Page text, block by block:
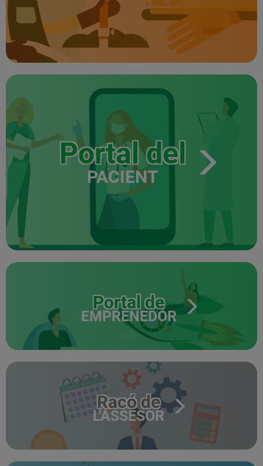
Portal del
PACIENT
Portal de
EMPRENEDOR
Racó de
L'ASSESOR